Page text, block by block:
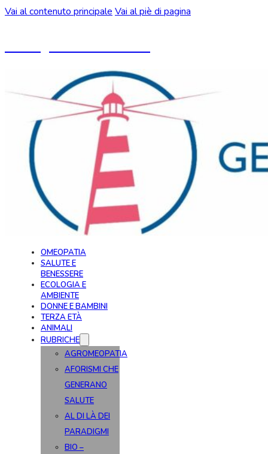
Vai al contenuto principale Vai al piè di pagina
OMEOPATIA
SALUTE E
BENESSERE
ECOLOGIA E
AMBIENTE
DONNE E BAMBINI
TERZA ETÀ
ANIMALI
RUBRICHE
AGROMEOPATIA
AFORISMI CHE
GENERANO
SALUTE
AL DI LÀ DEI
PARADIGMI
BIO –